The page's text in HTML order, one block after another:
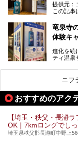
提供元：
この記事
提供元：
この記事
ーーー
注目のボ
全国総合
加谷塚店
気にな
竜泉寺
体験キ
進化を続
ティ温泉
ベントを
早速訪
───
提供元：
す。
ニフ
おすすめのアク
【埼玉・秩父・長瀞
OK｜7kmロングでし
埼玉県秩父郡長瀞町中野上